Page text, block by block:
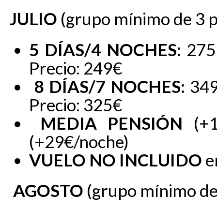
JULIO (grupo mínimo de 3
5 DÍAS/4 NOCHES:
Precio: 249€
8 DÍAS/7 NOCHES:
Precio: 325€
MEDIA PENSIÓN
(+29€/noche)
VUELO NO INCLUIDO
AGOSTO (grupo mínimo